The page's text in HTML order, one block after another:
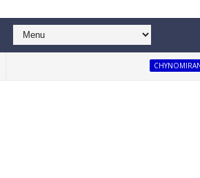
CHYNOMIRANDA